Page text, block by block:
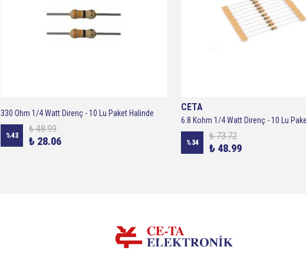
330 Ohm 1/4 Watt Direnç - 10 Lu Paket Halinde
%43
₺ 48.99
₺ 28.06
CETA
6.8 Kohm 1/4 Watt Direnç - 10 Lu
%34
₺ 73.72
₺ 48.99